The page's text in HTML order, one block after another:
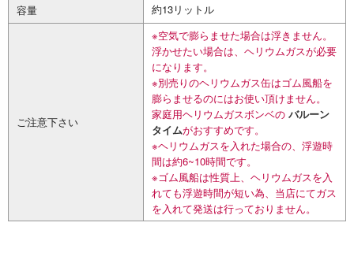
容量 約13リットル
ご注意下さい
※空気で膨らませた場合は浮きません。
浮かせたい場合は、ヘリウムガスが必要
になります。
※別売りのヘリウムガス缶はゴム風船を
膨らませるのにはお使い頂けません。
家庭用ヘリウムガスボンベの バルーン
タイムがおすすめです。
※ヘリウムガスを入れた場合の、浮遊時
間は約6~10時間です。
※ゴム風船は性質上、ヘリウムガスを入
れても浮遊時間が短い為、当店にてガス
を入れて発送は行っておりません。